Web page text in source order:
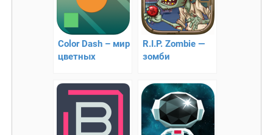
Color Dash – мир
цветных
R.I.P. Zombie —
зомби
элементами
РПГ